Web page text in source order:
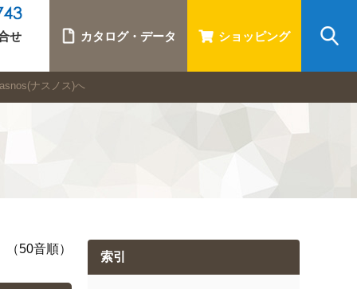
せ カタログ・データ ショッピング
ナスノス)へ
（50音順）
索引